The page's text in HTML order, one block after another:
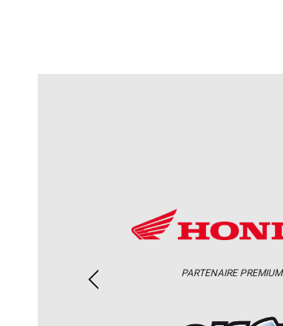
PARTENAIRE PREMIUM